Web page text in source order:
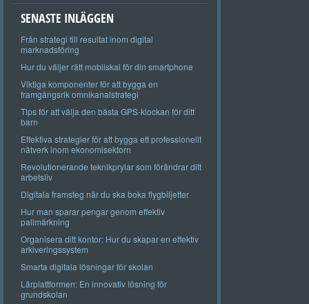
SENASTE INLÄGGEN
Från strategi till resultat inom digital
marknadsföring
Hur du väljer rätt mobilskal för din smartphone
Viktiga komponenter för att bygga en
framgångsrik omnikanalstrategi
Tips för att välja den bästa GPS-klockan för ditt
barn
Effektiva strategier för att bygga ett professionellt
nätverk inom ekonomisektorn
Revolutionerande teknikprylar som förändrar ditt
arbetsliv
Digitala framsteg när du ska boka flygbiljetter
Hur man sparar pengar genom effektiv
pallmärkning
Organisera ditt kontor: Hur du skapar en effektiv
arkiveringssystem
Smarta digitala lösningar för skolan
Lärplattformen: En innovativ lösning för
grundskolan